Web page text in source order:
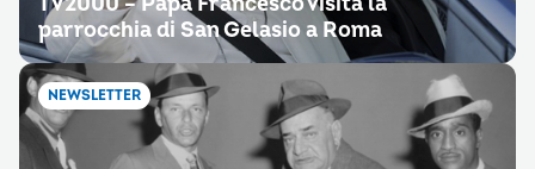
parrocchia di San Gelasio a Roma
NEWSLETTER